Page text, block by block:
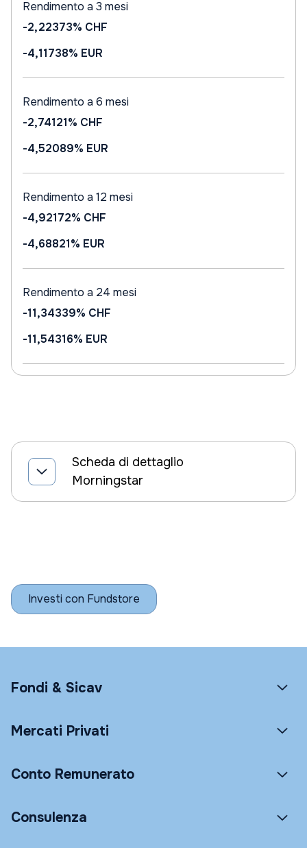
Rendimento a 3 mesi
-2,22373% CHF
-4,11738% EUR
Rendimento a 6 mesi
-2,74121% CHF
-4,52089% EUR
Rendimento a 12 mesi
-4,92172% CHF
-4,68821% EUR
Rendimento a 24 mesi
-11,34339% CHF
-11,54316% EUR
Scheda di dettaglio
Morningstar
Investi con Fundstore
Fondi & Sicav
Mercati Privati
Conto Remunerato
Consulenza